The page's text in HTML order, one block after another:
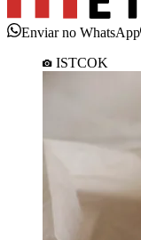
Enviar no WhatsApp
ISTCOK